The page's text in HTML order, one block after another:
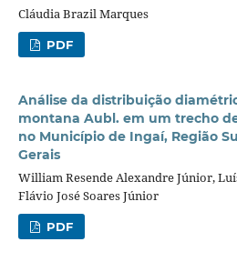
Cláudia Brazil Marques
PDF
Análise da distribuição
montana Aubl. em um trecho
no Município de Ingaí, Região
Gerais
William Resende Alexandre Júnior,
Flávio José Soares Júnior
PDF